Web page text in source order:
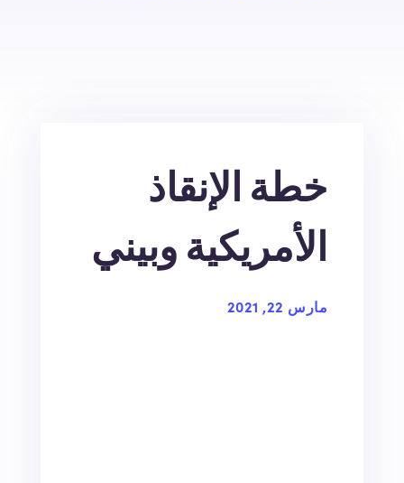
خطة الإنقاذ
الأمريكية وبيني
مارس 22, 2021